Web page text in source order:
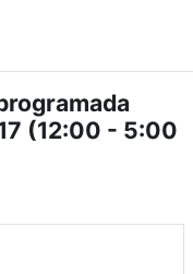
(12:00 - 5:00